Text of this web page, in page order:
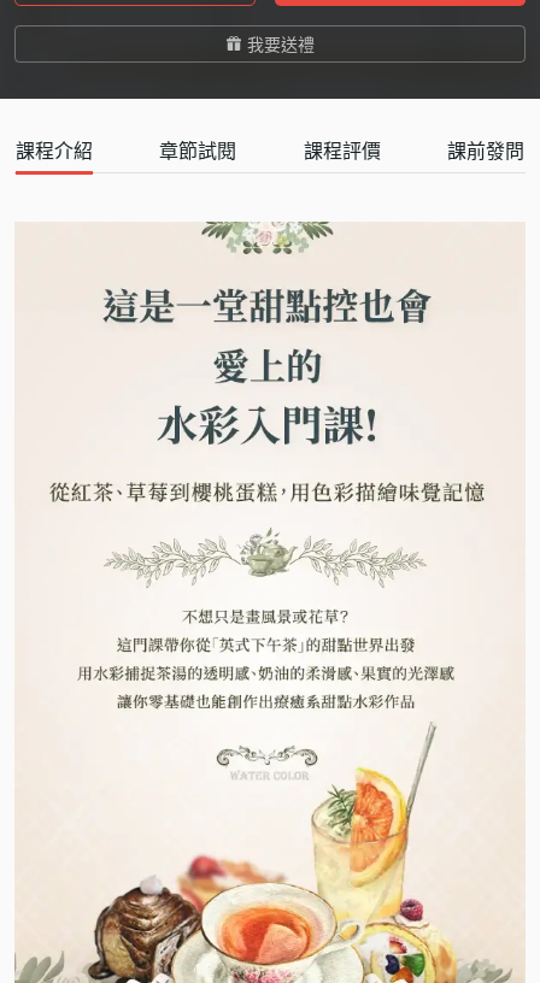
我要送禮
課程介紹 章節試閱 課程評價 課前發問